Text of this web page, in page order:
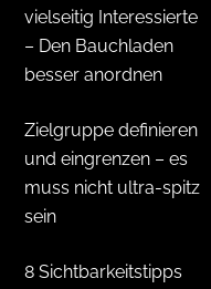
vielseitig Interessierte
– Den Bauchladen
besser anordnen
Zielgruppe definieren
und eingrenzen – es
muss nicht ultra-spitz
sein
8 Sichtbarkeitstipps